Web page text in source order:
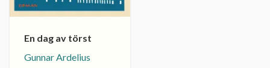
En dag av törst
Gunnar Ardelius